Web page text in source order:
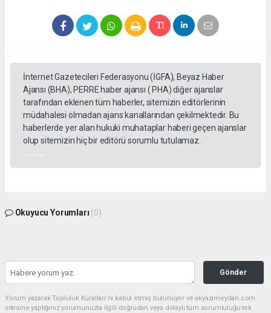
İnternet Gazetecileri Federasyonu (İGFA), Beyaz Haber
Ajansı (BHA), PERRE haber ajansı ( PHA) diğer ajanslar
tarafından eklenen tüm haberler, sitemizin editörlerinin
müdahalesi olmadan ajans kanallarından çekilmektedir. Bu
haberlerde yer alan hukuki muhataplar haberi geçen ajanslar
olup sitemizin hiç bir editörü sorumlu tutulamaz.
Okuyucu Yorumları (0)
Gönder
Yorum yazarak Topluluk Kuralları’nı kabul etmiş bulunuyor ve akyazimeydan.com
sitesine yaptığınız yorumunuzla ilgili doğrudan veya dolaylı tüm sorumluluğu tek